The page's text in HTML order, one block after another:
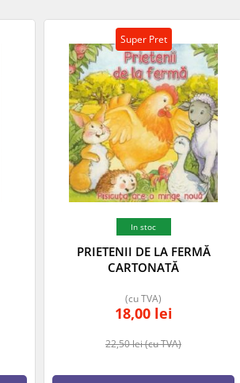
Super Pret
In stoc
PRIETENII DE LA FERMĂ
CARTONATĂ
22,50lei(cu TVA)
18,00 lei
(cu TVA)